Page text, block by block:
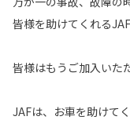
皆様を助けてくれるJAF
皆様はもうご加入いた
JAFは、お車を助けて